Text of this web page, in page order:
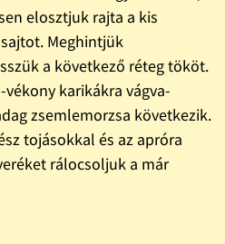
elosztjuk rajta a kis
Meghintjük
a következő réteg tököt.
karikákra vágva-
zsemlemorzsa következik.
tojásokkal és az apróra
rálocsoljuk a már